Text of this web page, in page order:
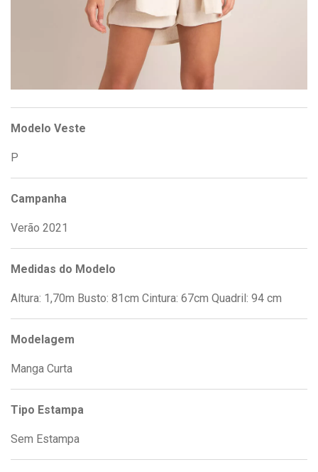
Modelo Veste
P
Campanha
Verão 2021
Medidas do Modelo
Altura: 1,70m Busto: 81cm Cintura: 67cm Quadril: 94 cm
Modelagem
Manga Curta
Tipo Estampa
Sem Estampa